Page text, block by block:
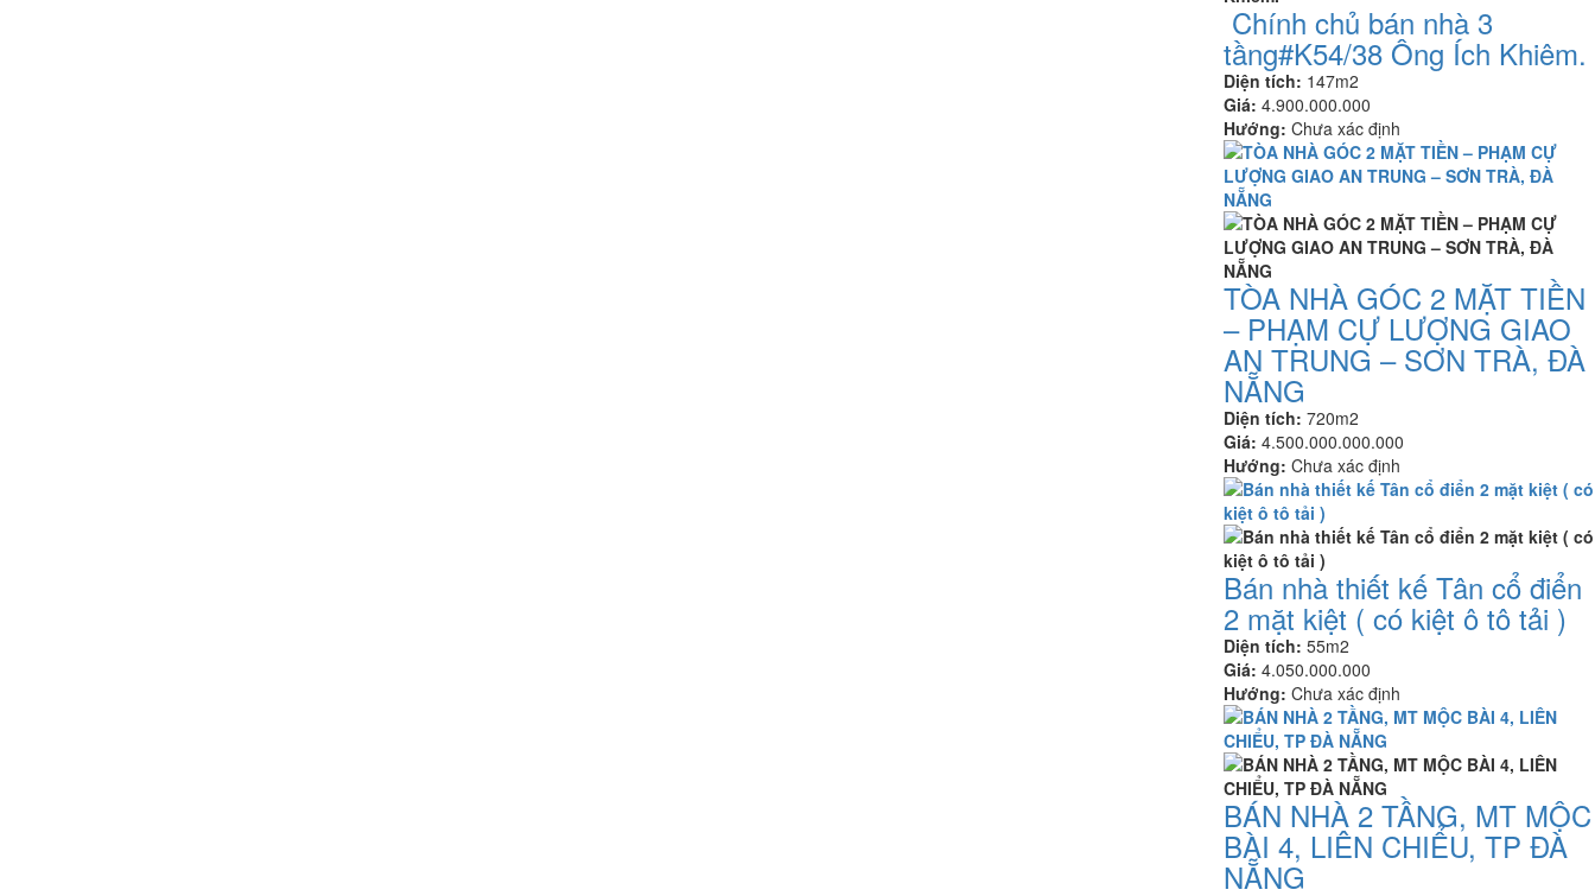
Chính chủ bán nhà 3
tầng#K54/38 Ông Ích Khiêm.
Diện tích: 147m2
Giá: 4.900.000.000
Hướng: Chưa xác định
TÒA NHÀ GÓC 2 MẶT TIỀN
– PHẠM CỰ LƯỢNG GIAO
AN TRUNG – SƠN TRÀ, ĐÀ
NẴNG
Diện tích: 720m2
Giá: 4.500.000.000.000
Hướng: Chưa xác định
Bán nhà thiết kế Tân cổ điển
2 mặt kiệt ( có kiệt ô tô tải )
Diện tích: 55m2
Giá: 4.050.000.000
Hướng: Chưa xác định
BÁN NHÀ 2 TẦNG, MT MỘC
BÀI 4, LIÊN CHIỂU, TP ĐÀ
NẴNG